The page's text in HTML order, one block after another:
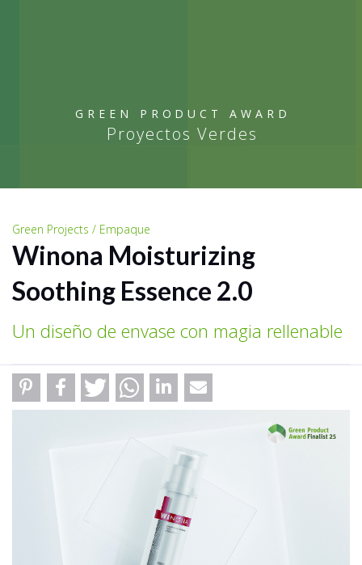
GREEN PRODUCT AWARD
Proyectos Verdes
Green Projects / Empaque
Winona Moisturizing
Soothing Essence 2.0
Un diseño de envase con magia rellenable